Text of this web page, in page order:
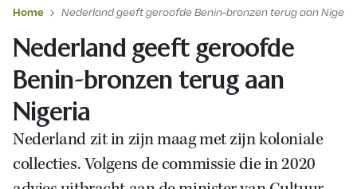
Home Nederland geeft geroofde Benin-bronzen terug aan Nigeria
Nederland geeft geroofde
Benin-bronzen terug aan
Nigeria
Nederland zit in zijn maag met zijn koloniale
collecties. Volgens de commissie die in 2020